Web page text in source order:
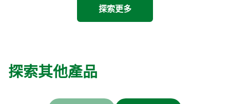
探索更多
探索其他產品